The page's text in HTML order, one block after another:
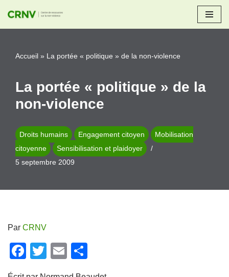
Aller
contenu
Accueil » La portée « politique » de la non-violence
La portée « politique » de la
non-violence
Droits humains Engagement citoyen
Mobilisation
citoyenne
Sensibilisation et plaidoyer
5 septembre 2009
Par CRNV
F
T
E